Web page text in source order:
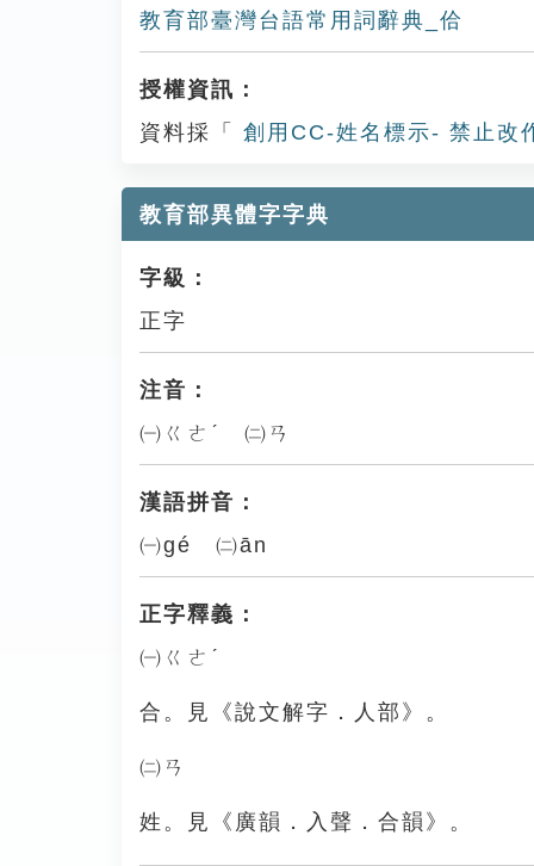
教育部臺灣台語常用詞辭典_佮
授權資訊：
資料採「
創用CC-姓名標示- 禁止改
教育部異體字字典
字級：
正字
注音：
㈠ㄍㄜˊ ㈡ㄢ
漢語拼音：
㈠gé ㈡ān
正字釋義：
㈠ㄍㄜˊ
合。見《說文解字．人部》。
㈡ㄢ
姓。見《廣韻．入聲．合韻》。